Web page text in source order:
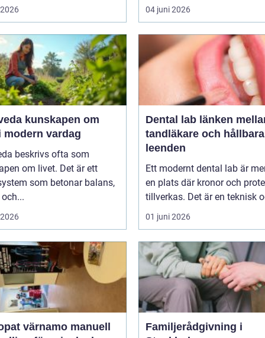
04 juni 2026
om
modern vardag
beskrivs ofta som
om livet. Det är ett
som betonar balans,
Dental lab länken mellan
tandläkare och hållbara
leenden
Ett modernt dental lab är
en plats där kronor och
tillverkas. Det är en teknisk
01 juni 2026
värnamo manuell
Familjerådgivning i